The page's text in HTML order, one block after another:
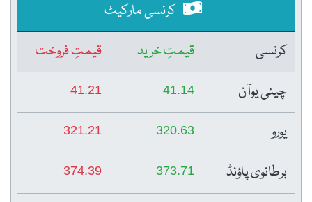
کرنسی مارکیٹ
کرنسی
قیمتِ خرید
قیمتِ فروخت
چینی یوآن
41.14
41.21
یورو 320.63
321.21
برطانوی پاؤنڈ 373.71
374.39